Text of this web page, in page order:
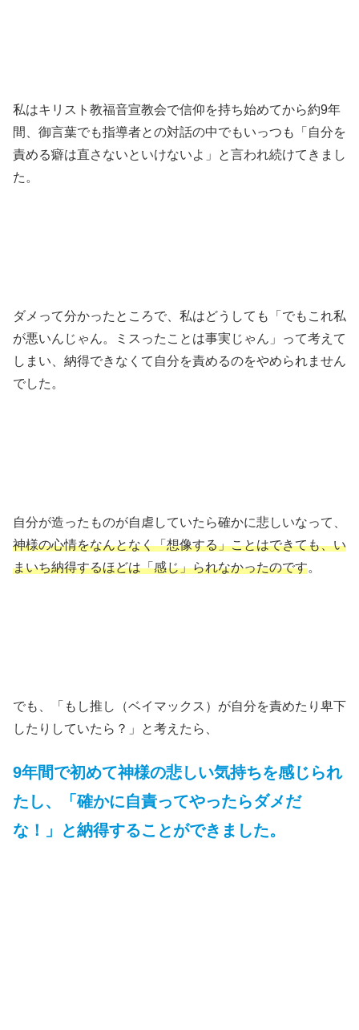
私はキリスト教福音宣教会で信仰を持ち始めてから約9年
間、御言葉でも指導者との対話の中でもいっつも「自分を
責める癖は直さないといけないよ」と言われ続けてきまし
た。
ダメって分かったところで、私はどうしても「でもこれ私
が悪いんじゃん。ミスったことは事実じゃん」って考えて
しまい、納得できなくて自分を責めるのをやめられません
でした。
自分が造ったものが自虐していたら確かに悲しいなって、
神様の心情をなんとなく「想像する」ことはできても、い
まいち納得するほどは「感じ」られなかったのです。
でも、「もし推し（ベイマックス）が自分を責めたり卑下
したりしていたら？」と考えたら、
9年間で初めて神様の悲しい気持ちを感じられ
たし、「確かに自責ってやったらダメだ
な！」と納得することができました。